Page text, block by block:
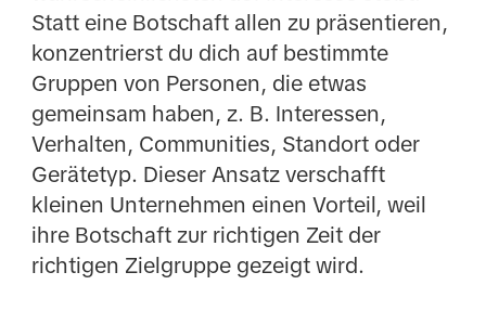
Statt eine Botschaft allen zu präsentieren,
konzentrierst du dich auf bestimmte
Gruppen von Personen, die etwas
gemeinsam haben, z. B. Interessen,
Verhalten, Communities, Standort oder
Gerätetyp. Dieser Ansatz verschafft
kleinen Unternehmen einen Vorteil, weil
ihre Botschaft zur richtigen Zeit der
richtigen Zielgruppe gezeigt wird.